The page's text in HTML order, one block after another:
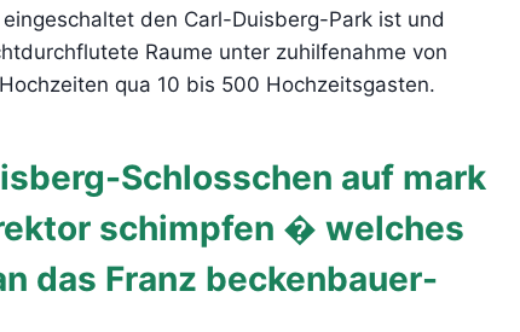
den Carl-Duisberg-Park ist und
Raume unter zuhilfenahme von
qua 10 bis 500 Hochzeitsgasten.
Schlosschen auf mark
schimpfen � welches
das Franz beckenbauer-